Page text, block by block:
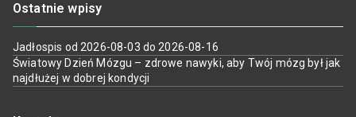
Ostatnie wpisy
Jadłospis od 2026-08-03 do 2026-08-16
Światowy Dzień Mózgu – zdrowe nawyki, aby Twój mózg był jak
najdłużej w dobrej kondycji